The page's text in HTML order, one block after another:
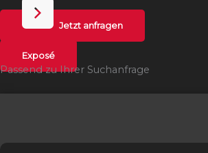
Jetzt anfragen
Exposé
Passend zu Ihrer Suchanfrage